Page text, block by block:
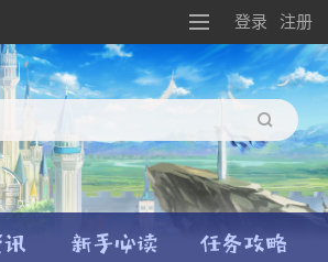
登录 注册
搜索